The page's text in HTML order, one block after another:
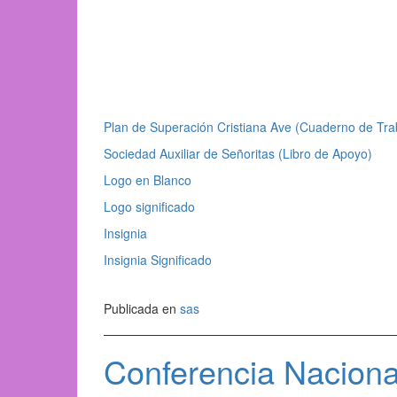
Plan de Superación Cristiana Ave (Cuaderno de
Sociedad Auxiliar de Señoritas (Libro de Apoyo)
Logo en Blanco
Logo significado
Insignia
Insignia Significado
Publicada en sas
Conferencia